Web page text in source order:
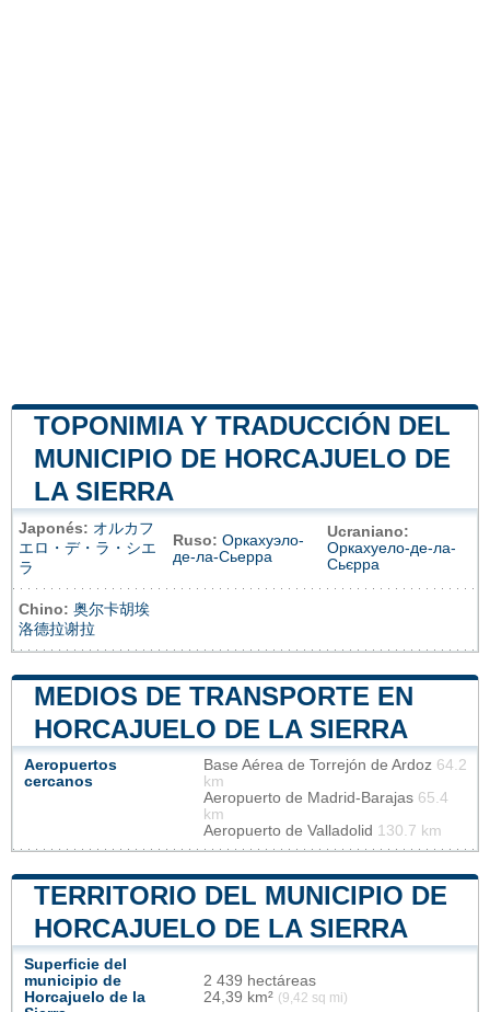
TOPONIMIA Y TRADUCCIÓN DEL
MUNICIPIO DE HORCAJUELO DE
LA SIERRA
Japonés: オルカフ
エロ・デ・ラ・シエ
ラ
Ruso: Оркахуэло-
де-ла-Сьерра
Ucraniano:
Оркахуело-де-ла-
Сьєрра
Chino: 奥尔卡胡埃
洛德拉谢拉
MEDIOS DE TRANSPORTE EN
HORCAJUELO DE LA SIERRA
Aeropuertos
cercanos
Base Aérea de Torrejón de Ardoz 64.2
km
Aeropuerto de Madrid-Barajas 65.4
km
Aeropuerto de Valladolid 130.7 km
TERRITORIO DEL MUNICIPIO DE
HORCAJUELO DE LA SIERRA
Superficie del
municipio de
Horcajuelo de la
2 439 hectáreas
24,39 km² (9,42 sq mi)